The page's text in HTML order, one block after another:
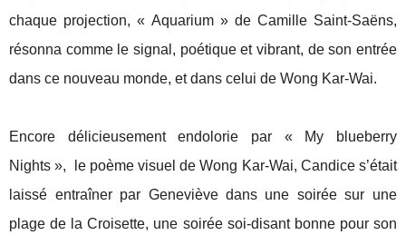
chaque projection, « Aquarium » de Camille Saint-Saëns,
résonna comme le signal, poétique et vibrant, de son entrée
dans ce nouveau monde, et dans celui de Wong Kar-Wai.
Encore délicieusement endolorie par « My blueberry
Nights »,
le poème visuel de Wong Kar-Wai, Candice s’était
laissé entraîner par Geneviève dans une soirée sur une
plage de la Croisette, une soirée soi-disant bonne pour son